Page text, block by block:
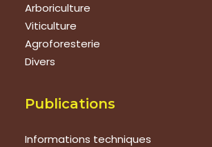
Arboriculture
Viticulture
Agroforesterie
Divers
Publications
Informations techniques